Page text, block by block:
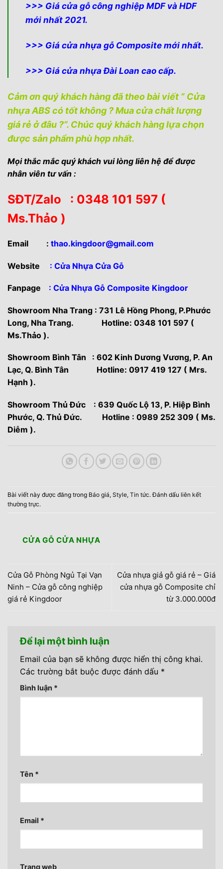
>>> Giá cửa gỗ công nghiệp MDF và HDF
mới nhất 2021.
>>> Giá cửa nhựa gỗ Composite mới nhất.
>>> Giá cửa nhựa Đài Loan cao cấp.
Cảm ơn quý khách hàng đã theo bài viết ” Cửa
nhựa ABS có tốt không ? Mua cửa chất lượng
giá rẻ ở đâu ?”. Chúc quý khách hàng lựa chọn
được sản phẩm phù hợp nhất.
Mọi thắc mắc quý khách vui lòng liên hệ để được
nhân viên tư vấn :
SĐT/Zalo : 0348 101 597 (
Ms.Thảo )
Email : thao.kingdoor@gmail.com
Website : Cửa Nhựa Cửa Gỗ
Fanpage : Cửa Nhựa Gỗ Composite Kingdoor
Showroom Nha Trang : 731 Lê Hồng Phong, P.Phước
Long, Nha Trang. Hotline: 0348 101 597 (
Ms.Thảo ).
Showroom Bình Tân : 602 Kinh Dương Vương, P. An
Lạc, Q. Bình Tân Hotline: 0917 419 127 ( Mrs.
Hạnh ).
Showroom Thủ Đức : 639 Quốc Lộ 13, P. Hiệp Bình
Phước, Q. Thủ Đức. Hotline : 0989 252 309 ( Ms.
Diễm ).
Bài viết này được đăng trong Báo giá, Style, Tin tức. Đánh dấu liên kết
thường trực.
CỬA GỖ CỬA NHỰA
Cửa Gỗ Phòng Ngủ Tại Vạn
Ninh – Cửa gỗ công nghiệp
giá rẻ Kingdoor
Cửa nhựa giả gỗ giá rẻ – Giá
cửa nhựa gỗ Composite chỉ
từ 3.000.000đ
Để lại một bình luận
Email của bạn sẽ không được hiển thị công khai.
Các trường bắt buộc được đánh dấu *
Bình luận *
Tên *
Email *
Trang web